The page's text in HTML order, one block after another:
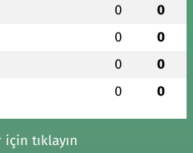
0 0
0 0
0 0
0 0
için tıklayın